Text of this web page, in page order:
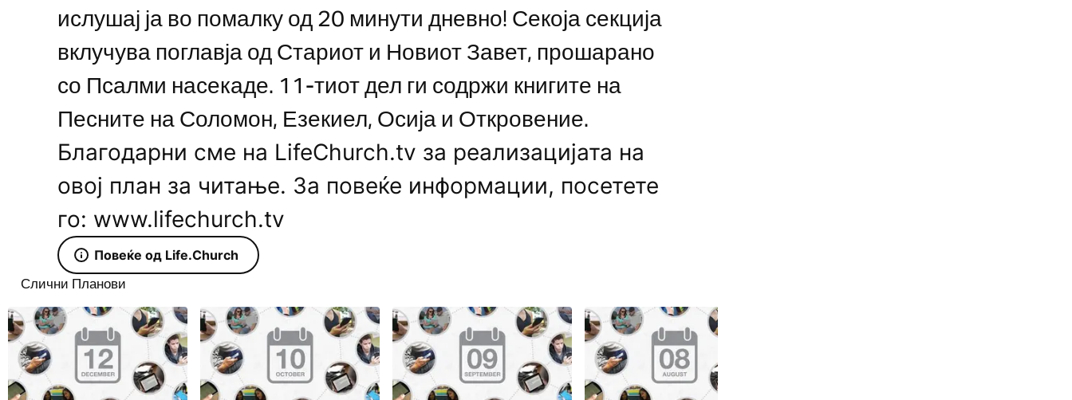
ислушај ја во помалку од 20 минути дневно! Секоја секција
вклучува поглавја од Стариот и Новиот Завет, прошарано
со Псалми насекаде. 11-тиот дел ги содржи книгите на
Песните на Соломон, Езекиел, Осија и Откровение.
Благодарни сме на LifeChurch.tv за реализацијата на
овој план за читање. За повеќе информации, посетете
го: www.lifechurch.tv
Повеќе од Life.Church
Слични Планови